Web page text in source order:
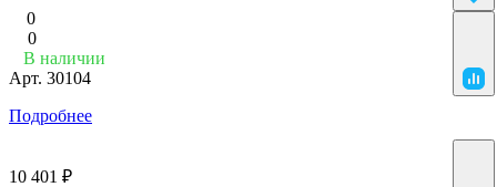
0
0
В наличии
Арт. 30104
Подробнее
10 401 ₽